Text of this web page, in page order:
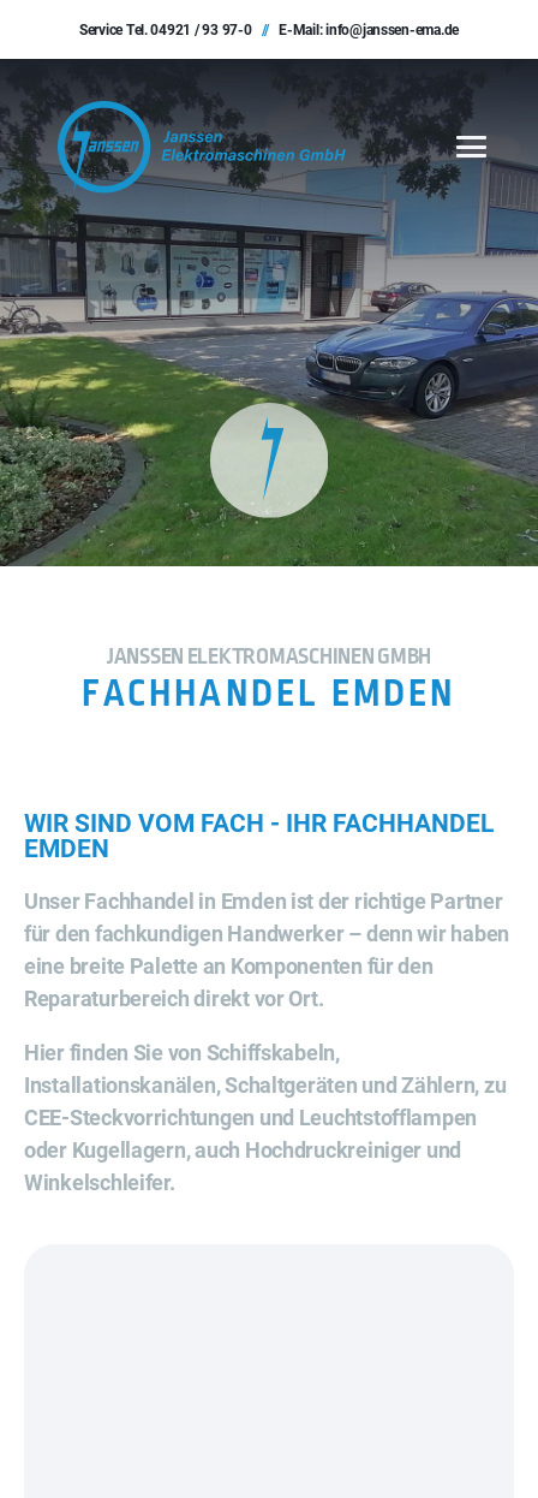
Service Tel.04921 / 93 97-0 // E-Mail:info@janssen-ema.de
JANSSEN ELEKTROMASCHINEN GMBH
FACHHANDEL EMDEN
WIR SIND VOM FACH - IHR FACHHANDEL
EMDEN
Unser Fachhandel in Emden ist der richtige Partner
für den fachkundigen Handwerker – denn wir haben
eine breite Palette an Komponenten für den
Reparaturbereich direkt vor Ort.
Hier finden Sie von Schiffskabeln,
Installationskanälen, Schaltgeräten und Zählern, zu
CEE-Steckvorrichtungen und Leuchtstofflampen
oder Kugellagern, auch Hochdruckreiniger und
Winkelschleifer.